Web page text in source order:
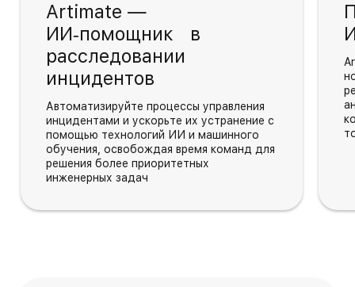
Artimate —
ИИ‑помощник в
расследовании
инцидентов
Автоматизируйте процессы управления
инцидентами и ускорьте их устранение с
помощью технологий ИИ и машинного
обучения, освобождая время команд для
решения более приоритетных
инженерных задач